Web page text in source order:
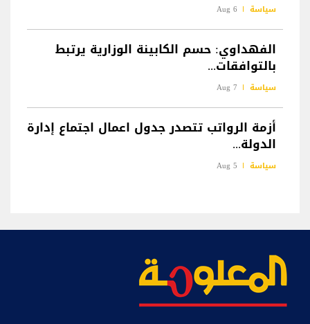
سياسة 6 Aug
الفهداوي: حسم الكابينة الوزارية يرتبط
بالتوافقات...
سياسة 7 Aug
أزمة الرواتب تتصدر جدول اعمال اجتماع إدارة
الدولة...
سياسة 5 Aug